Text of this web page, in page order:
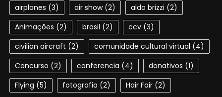
airplanes (3) air show(2) aldo brizzi (2)
Animações (2) brasil (2) ccv(3)
civilian aircraft (2) comunidade cultural virtual (4)
Concurso (2) conferencia (4) donativos (1)
Flying (5) fotografia (2) Hair Fair(2)